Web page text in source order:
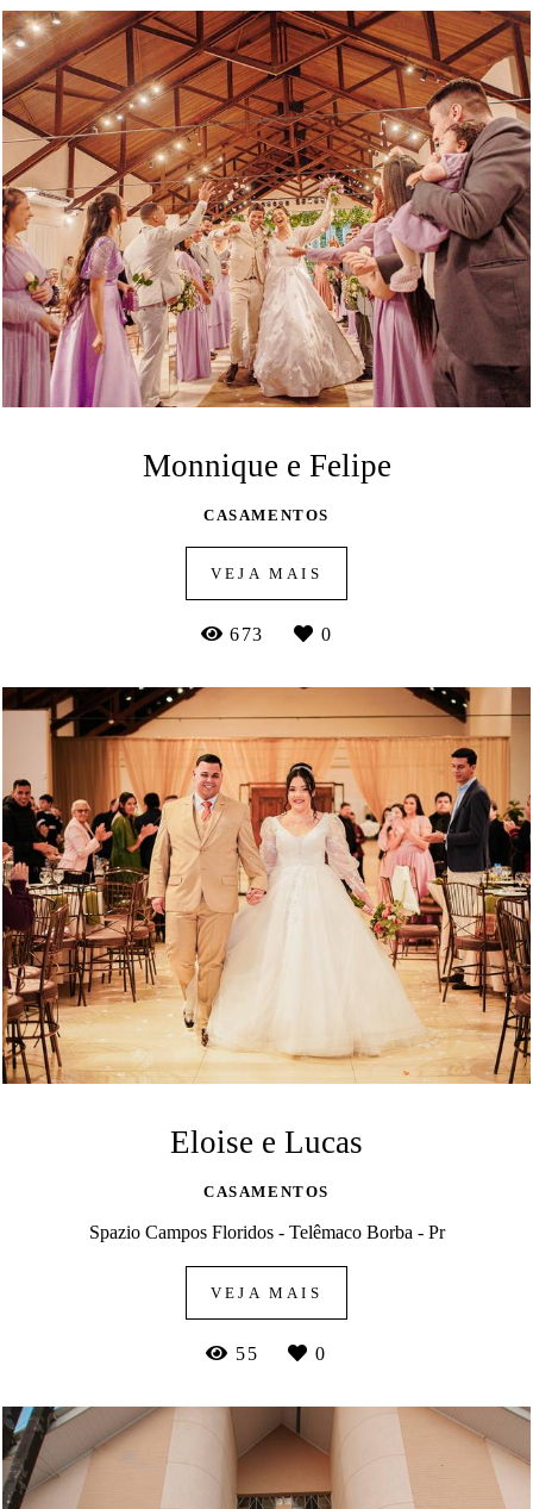
Monnique e Felipe
CASAMENTOS
VEJA MAIS
673 0
Eloise e Lucas
CASAMENTOS
Spazio Campos Floridos - Telêmaco Borba - Pr
VEJA MAIS
55 0